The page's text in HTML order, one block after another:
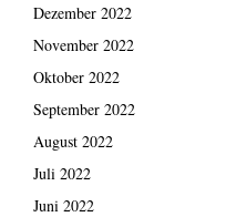
Dezember 2022
November 2022
Oktober 2022
September 2022
August 2022
Juli 2022
Juni 2022